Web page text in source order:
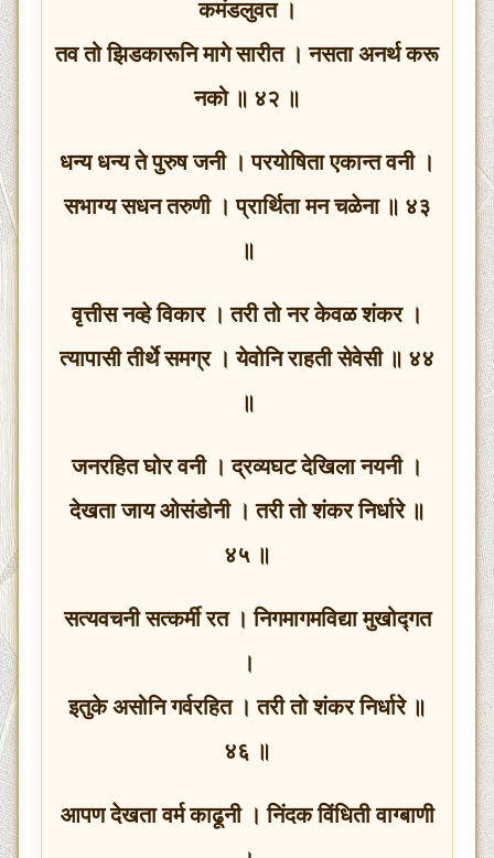
कमंडलुवत ।
तव तो झिडकारूनि मागे सारीत । नसता अनर्थ करू
नको ॥ ४२ ॥
धन्य धन्य ते पुरुष जनी । परयोषिता एकान्त वनी ।
सभाग्य सधन तरुणी । प्रार्थिता मन चळेना ॥ ४३
॥
वृत्तीस नव्हे विकार । तरी तो नर केवळ शंकर ।
त्यापासी तीर्थे समग्र । येवोनि राहती सेवेसी ॥ ४४
॥
जनरहित घोर वनी । द्रव्यघट देखिला नयनी ।
देखता जाय ओसंडोनी । तरी तो शंकर निर्धारे ॥
४५ ॥
सत्यवचनी सत्कर्मी रत । निगमागमविद्या मुखोद्गत
।
इतुके असोनि गर्वरहित । तरी तो शंकर निर्धारे ॥
४६ ॥
आपण देखता वर्म काढूनी । निंदक विंधिती वाग्बाणी